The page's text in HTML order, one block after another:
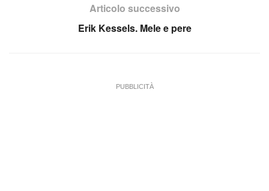
Articolo successivo
Erik Kessels. Mele e pere
PUBBLICITÀ